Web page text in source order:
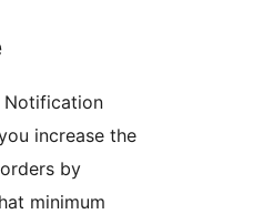
Notification
increase the
by
minimum